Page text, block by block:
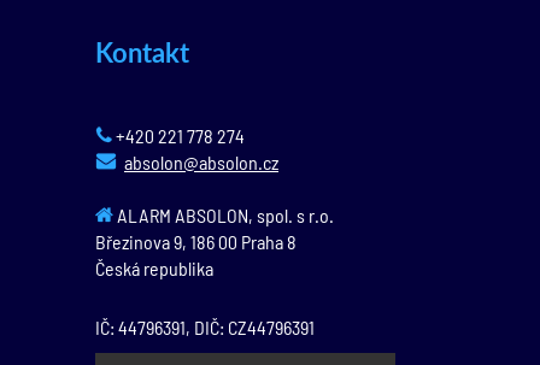
Kontakt
+420 221 778 274
absolon@absolon.cz
ALARM ABSOLON, spol. s r.o.
Březinova 9, 186 00 Praha 8
Česká republika
IČ: 44796391, DIČ: CZ44796391